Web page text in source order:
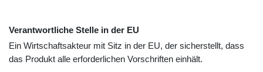
Verantwortliche Stelle in der EU
Ein Wirtschaftsakteur mit Sitz in der EU, der sicherstellt, dass
das Produkt alle erforderlichen Vorschriften einhält.